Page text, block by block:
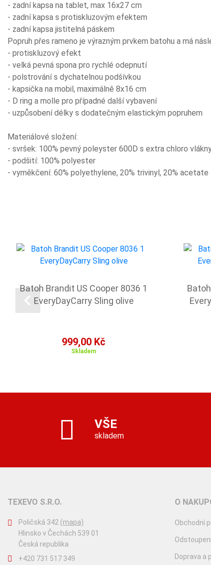
- zadní kapsa na tablet, max 16x27 cm
- zadní kapsa s protiskluzovým efektem
- zadní kapsa jistitelná páskem
Popruh přes rameno je výrazným prvkem batohu a má
- protiskluzový efekt
- velká pevná spona pro rychlé odepnutí
- polstrování s dychatelnou podšívkou
- kapsička na mobil, maximálně 8x16 cm
- D ring a molle pro případné další vybavení
- uzpůsobení délky s dodatečným elastickým popruhem
Materiálové složení:
- svršek: 100% pevný poleyster 600D s extra chloro
- podšití: 100% polyester
- vyměkčení: 60% polyethylene, 20% trivinyl, 20% acetate
Batoh Brandit US Cooper 8036 1
EveryDayCarry Sling olive
999,00 Kč
Skladem
VŠE
skladem
TEXEVO S.R.O.
Poličská 342 (mapa)
Hlinsko v Čechách 539 01
Česká republika
+420 731 517 349
O
Obchodní
Doprava a